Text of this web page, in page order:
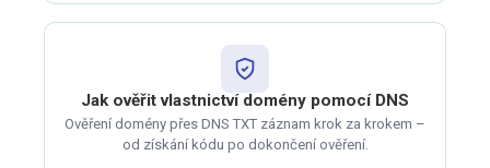
Jak ověřit vlastnictví domény pomocí DNS
Ověření domény přes DNS TXT záznam krok za krokem –
od získání kódu po dokončení ověření.